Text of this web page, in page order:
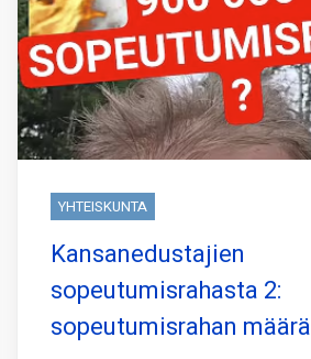
YHTEISKUNTA
Kansanedustajien
sopeutumisrahasta 2:
sopeutumisrahan määrä